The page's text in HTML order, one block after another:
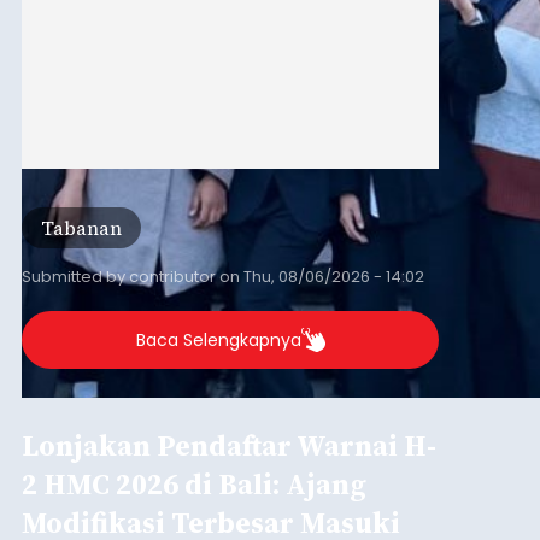
Tabanan
Submitted bycontributoron Thu, 08/06/2026 - 14:02
Baca Selengkapnya
Lonjakan Pendaftar Warnai H-
2 HMC 2026 di Bali: Ajang
Modifikasi Terbesar Masuki